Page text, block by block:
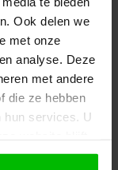
Ook delen we
met onze
analyse. Deze
met andere
die ze hebben
hun services. U
€3.309,00